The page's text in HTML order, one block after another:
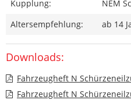
Kupplung:
NEM
Altersempfehlung:
ab 14
Downloads:
Fahrzeugheft N
Fahrzeugheft N